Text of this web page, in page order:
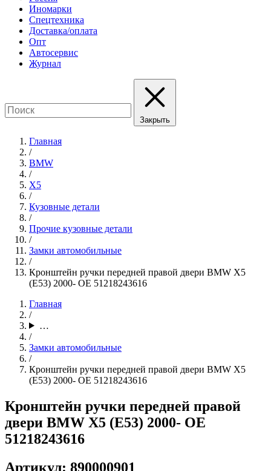
Иномарки
Спецтехника
Доставка/оплата
Опт
Автосервис
Журнал
Закрыть
Главная
/
BMW
/
X5
/
Кузовные детали
/
Прочие кузовные детали
/
Замки автомобильные
/
Кронштейн ручки передней правой двери BMW X5
(E53) 2000- OE 51218243616
Главная
/
…
/
Замки автомобильные
/
Кронштейн ручки передней правой двери BMW X5
(E53) 2000- OE 51218243616
Кронштейн ручки передней правой
двери BMW X5 (E53) 2000- OE
51218243616
Артикул: 890000901